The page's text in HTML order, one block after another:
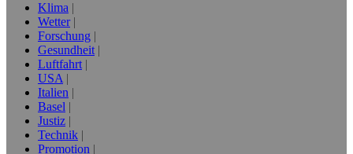
Klima
Wetter
Forschung
Gesundheit
Luftfahrt
USA
Italien
Basel
Justiz
Technik
Promotion